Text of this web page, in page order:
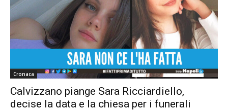
Cronaca
Calvizzano piange Sara Ricciardiello,
decise la data e la chiesa per i funerali